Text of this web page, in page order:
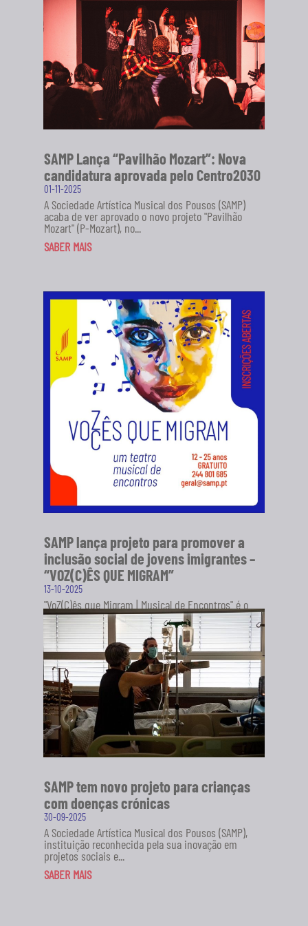
SAMP Lança “Pavilhão Mozart”: Nova
candidatura aprovada pelo Centro2030
01-11-2025
A Sociedade Artística Musical dos Pousos (SAMP)
acaba de ver aprovado o novo projeto "Pavilhão
Mozart" (P-Mozart), no...
SABER MAIS
SAMP lança projeto para promover a
inclusão social de jovens imigrantes –
“VOZ(C)ÊS QUE MIGRAM”
13-10-2025
"VoZ(C)ês que Migram | Musical de Encontros" é o
novo projeto da Sociedade Artística Musical dos
Pousos (SAMP), em...
SABER MAIS
SAMP tem novo projeto para crianças
com doenças crónicas
30-09-2025
A Sociedade Artística Musical dos Pousos (SAMP),
instituição reconhecida pela sua inovação em
projetos sociais e...
SABER MAIS